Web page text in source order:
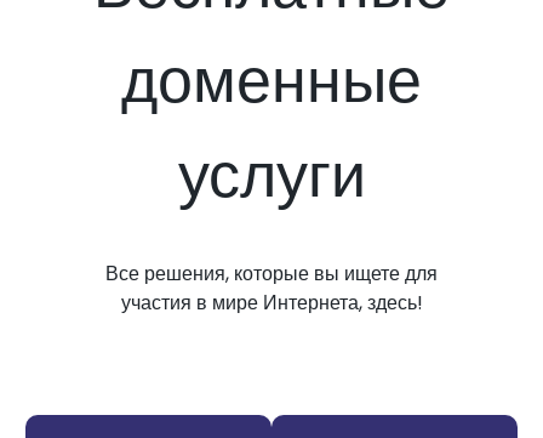
доменные
услуги
Все решения, которые вы ищете для
участия в мире Интернета, здесь!